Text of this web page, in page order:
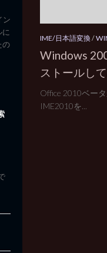
IME/日本語変換 /
Windows
ストールし
Office 2010ベー
IME2010を...
ン
の